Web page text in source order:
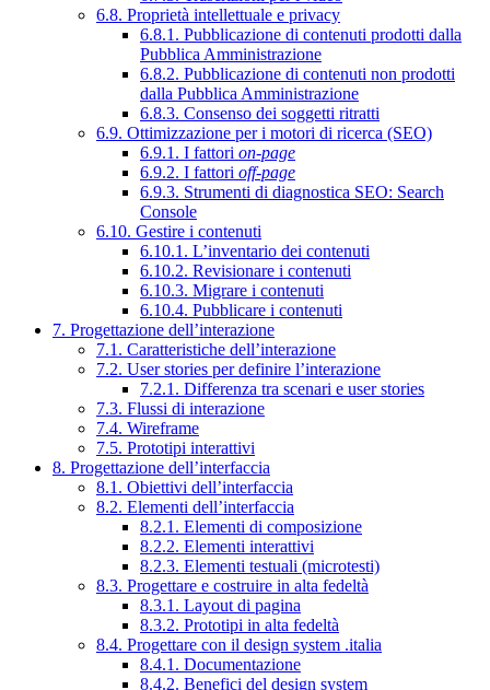
6.8. Proprietà intellettuale e privacy
6.8.1. Pubblicazione di contenuti prodotti dalla
Pubblica Amministrazione
6.8.2. Pubblicazione di contenuti non prodotti
dalla Pubblica Amministrazione
6.8.3. Consenso dei soggetti ritratti
6.9. Ottimizzazione per i motori di ricerca (SEO)
6.9.1. I fattori on-page
6.9.2. I fattori off-page
6.9.3. Strumenti di diagnostica SEO: Search
Console
6.10. Gestire i contenuti
6.10.1. L’inventario dei contenuti
6.10.2. Revisionare i contenuti
6.10.3. Migrare i contenuti
6.10.4. Pubblicare i contenuti
7. Progettazione dell’interazione
7.1. Caratteristiche dell’interazione
7.2. User stories per definire l’interazione
7.2.1. Differenza tra scenari e user stories
7.3. Flussi di interazione
7.4. Wireframe
7.5. Prototipi interattivi
8. Progettazione dell’interfaccia
8.1. Obiettivi dell’interfaccia
8.2. Elementi dell’interfaccia
8.2.1. Elementi di composizione
8.2.2. Elementi interattivi
8.2.3. Elementi testuali (microtesti)
8.3. Progettare e costruire in alta fedeltà
8.3.1. Layout di pagina
8.3.2. Prototipi in alta fedeltà
8.4. Progettare con il design system .italia
8.4.1. Documentazione
8.4.2. Benefici del design system